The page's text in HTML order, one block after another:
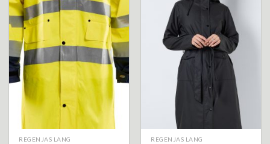
REGENJAS LANG REGENJAS LANG